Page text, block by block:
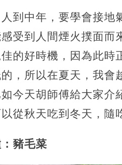
人到中年，要學會接地
受到人間煙火撲面而
的好時機，因為此時
，所以在夏天，我會
今天胡師傅給大家介
從秋天吃到冬天，隨
豬毛菜